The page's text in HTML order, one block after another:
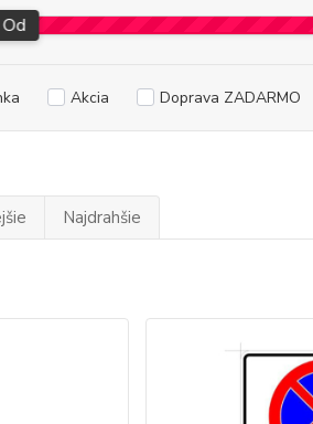
Od
Akcia Doprava ZADARMO
Najdrahšie